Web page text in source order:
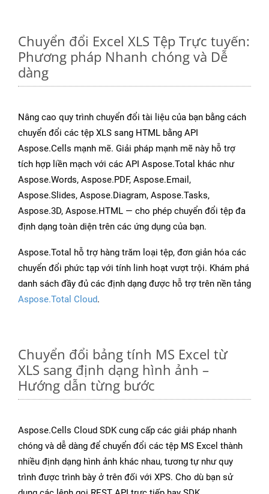
Chuyển đổi Excel XLS Tệp Trực tuyến:
Phương pháp Nhanh chóng và Dễ
dàng
Nâng cao quy trình chuyển đổi tài liệu của bạn bằng cách
chuyển đổi các tệp XLS sang HTML bằng API
Aspose.Cells mạnh mẽ. Giải pháp mạnh mẽ này hỗ trợ
tích hợp liền mạch với các API Aspose.Total khác như
Aspose.Words, Aspose.PDF, Aspose.Email,
Aspose.Slides, Aspose.Diagram, Aspose.Tasks,
Aspose.3D, Aspose.HTML — cho phép chuyển đổi tệp đa
định dạng toàn diện trên các ứng dụng của bạn.
Aspose.Total hỗ trợ hàng trăm loại tệp, đơn giản hóa các
chuyển đổi phức tạp với tính linh hoạt vượt trội. Khám phá
danh sách đầy đủ các định dạng được hỗ trợ trên nền tảng
Aspose.Total Cloud.
Chuyển đổi bảng tính MS Excel từ
XLS sang định dạng hình ảnh –
Hướng dẫn từng bước
Aspose.Cells Cloud SDK cung cấp các giải pháp nhanh
chóng và dễ dàng để chuyển đổi các tệp MS Excel thành
nhiều định dạng hình ảnh khác nhau, tương tự như quy
trình được trình bày ở trên đối với XPS. Cho dù bạn sử